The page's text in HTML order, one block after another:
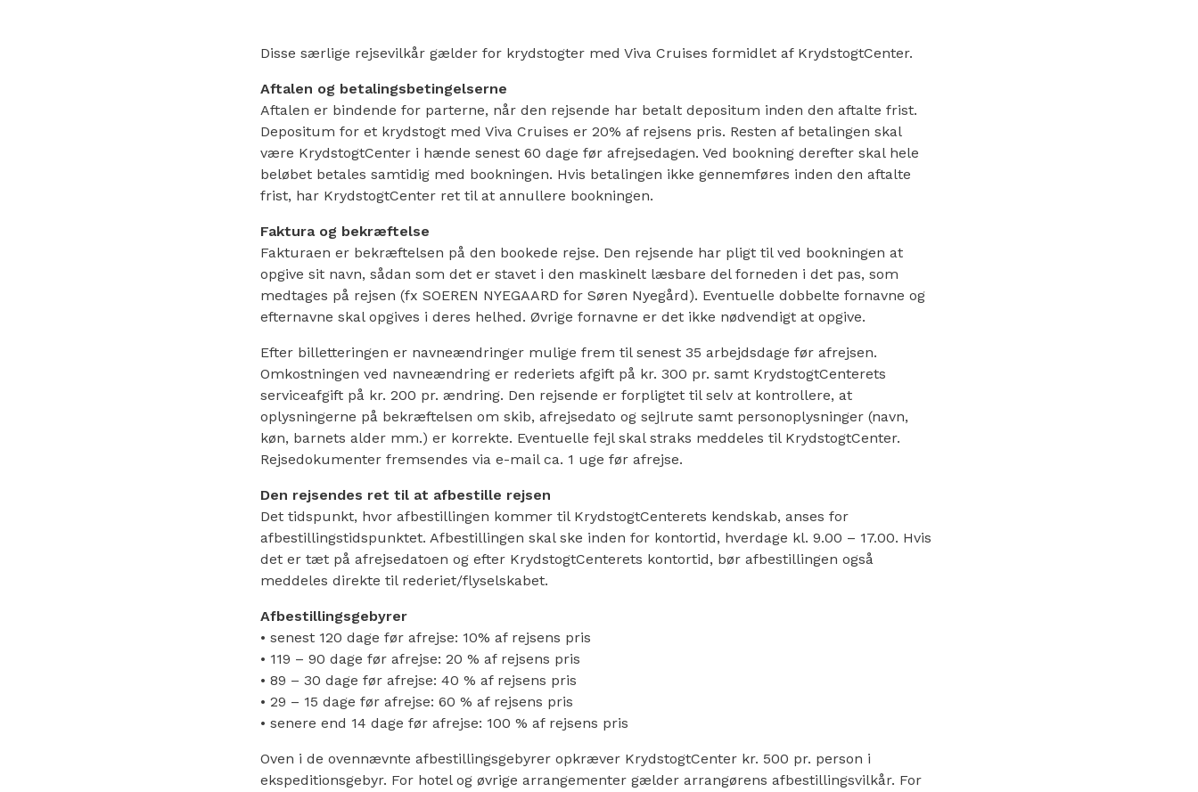
Disse særlige rejsevilkår gælder for krydstogter med Viva Cruises formidlet af KrydstogtCenter.
Aftalen og betalingsbetingelserne
Aftalen er bindende for parterne, når den rejsende har betalt depositum inden den aftalte frist.
Depositum for et krydstogt med Viva Cruises er 20% af rejsens pris. Resten af betalingen skal
være KrydstogtCenter i hænde senest 60 dage før afrejsedagen. Ved bookning derefter skal hele
beløbet betales samtidig med bookningen. Hvis betalingen ikke gennemføres inden den aftalte
frist, har KrydstogtCenter ret til at annullere bookningen.
Faktura og bekræftelse
Fakturaen er bekræftelsen på den bookede rejse. Den rejsende har pligt til ved bookningen at
opgive sit navn, sådan som det er stavet i den maskinelt læsbare del forneden i det pas, som
medtages på rejsen (fx SOEREN NYEGAARD for Søren Nyegård). Eventuelle dobbelte fornavne og
efternavne skal opgives i deres helhed. Øvrige fornavne er det ikke nødvendigt at opgive.
Efter billetteringen er navneændringer mulige frem til senest 35 arbejdsdage før afrejsen.
Omkostningen ved navneændring er rederiets afgift på kr. 300 pr. samt KrydstogtCenterets
serviceafgift på kr. 200 pr. ændring. Den rejsende er forpligtet til selv at kontrollere, at
oplysningerne på bekræftelsen om skib, afrejsedato og sejlrute samt personoplysninger (navn,
køn, barnets alder mm.) er korrekte. Eventuelle fejl skal straks meddeles til KrydstogtCenter.
Rejsedokumenter fremsendes via e-mail ca. 1 uge før afrejse.
Den rejsendes ret til at afbestille rejsen
Det tidspunkt, hvor afbestillingen kommer til KrydstogtCenterets kendskab, anses for
afbestillingstidspunktet. Afbestillingen skal ske inden for kontortid, hverdage kl. 9.00 – 17.00. Hvis
det er tæt på afrejsedatoen og efter KrydstogtCenterets kontortid, bør afbestillingen også
meddeles direkte til rederiet/flyselskabet.
Afbestillingsgebyrer
• senest 120 dage før afrejse: 10% af rejsens pris
• 119 – 90 dage før afrejse: 20 % af rejsens pris
• 89 – 30 dage før afrejse: 40 % af rejsens pris
• 29 – 15 dage før afrejse: 60 % af rejsens pris
• senere end 14 dage før afrejse: 100 % af rejsens pris
Oven i de ovennævnte afbestillingsgebyrer opkræver KrydstogtCenter kr. 500 pr. person i
ekspeditionsgebyr. For hotel og øvrige arrangementer gælder arrangørens afbestillingsvilkår. For